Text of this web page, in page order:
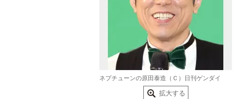
ネプチューンの原田泰造（Ｃ）日刊ゲンダイ
拡大する